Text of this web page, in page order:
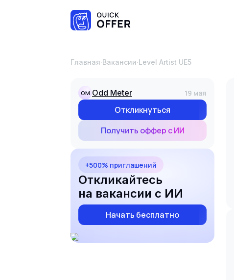
Главная·Вакансии· Level Artist UE5
OM Odd Meter 19 мая
Откликнуться
Получить оффер с ИИ
+500% приглашений
Откликайтесь
на вакансии с ИИ
Начать бесплатно